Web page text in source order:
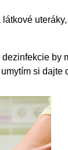
látkové
by
si dajte